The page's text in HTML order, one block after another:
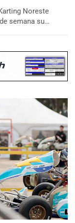
Noreste
semana su…